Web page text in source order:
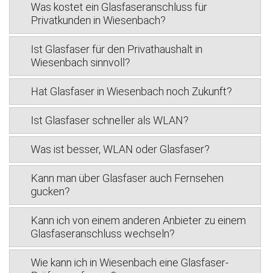
Was kostet ein Glasfaseranschluss für
Privatkunden in Wiesenbach?
Ist Glasfaser für den Privathaushalt in
Wiesenbach sinnvoll?
Hat Glasfaser in Wiesenbach noch Zukunft?
Ist Glasfaser schneller als WLAN?
Was ist besser, WLAN oder Glasfaser?
Kann man über Glasfaser auch Fernsehen
gucken?
Kann ich von einem anderen Anbieter zu einem
Glasfaseranschluss wechseln?
Wie kann ich in Wiesenbach eine Glasfaser-